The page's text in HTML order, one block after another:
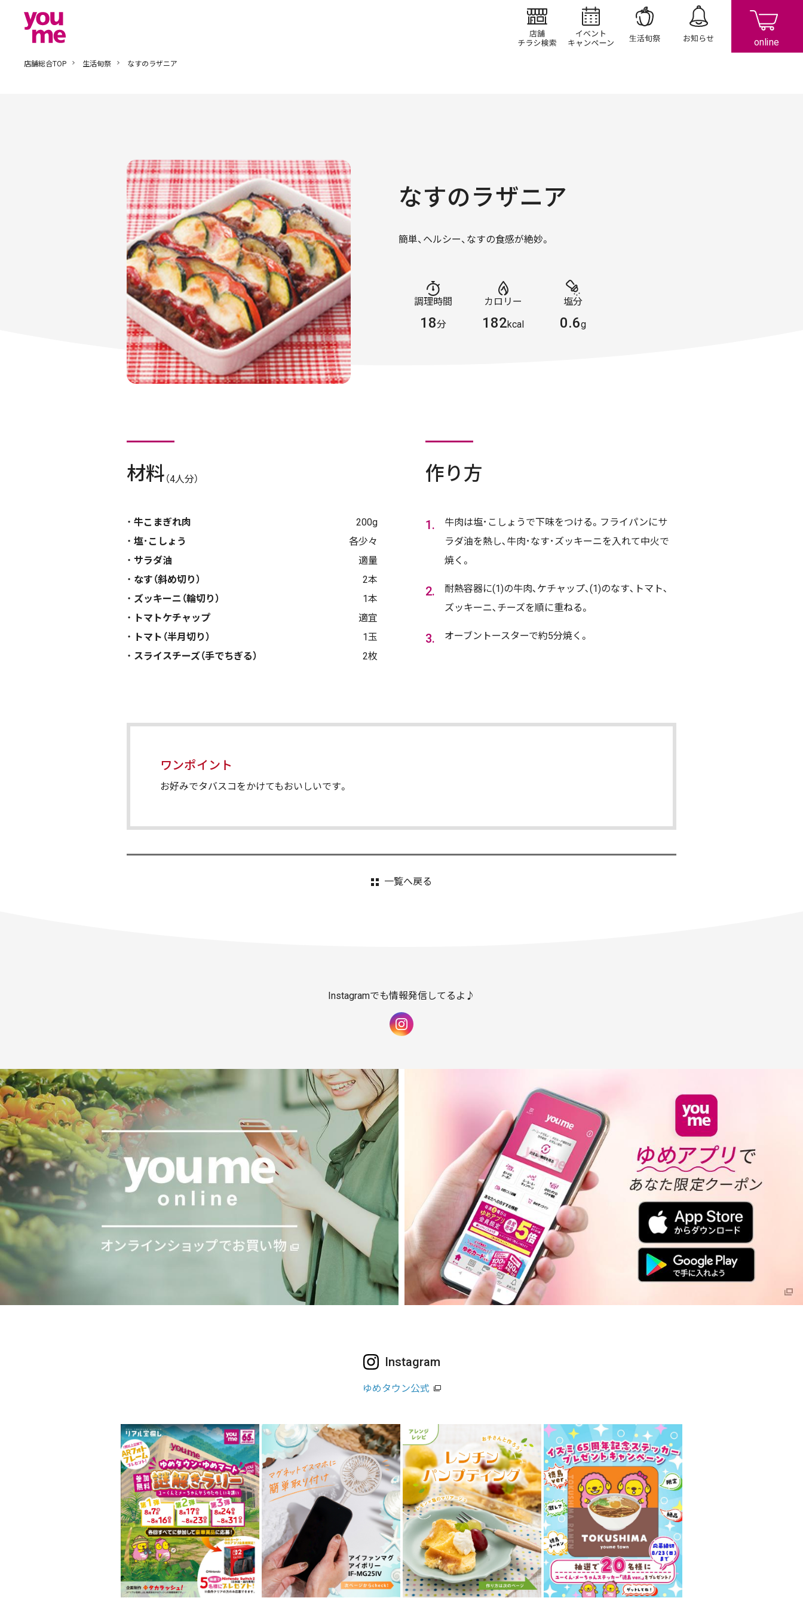
店舗/チラシ検索イベント/キャンペーン
生活旬祭 お知らせ
店舗総合TOP 生活旬祭 なすのラザニア
なすのラザニア
簡単、ヘルシー、なすの食感が絶妙。
調理時間
18分
カロリー
182kcal
塩分
0.6g
材料 （4人分）
牛こまぎれ肉
200g
塩･こしょう
各少々
サラダ油
適量
なす（斜め切り）
2本
ズッキーニ（輪切り）
1本
トマトケチャップ
適宜
トマト（半月切り）
1玉
スライスチーズ（手でちぎる）
2枚
作り方
牛肉は塩･こしょうで下味をつける。フライパンにサ
ラダ油を熱し､牛肉･なす･ズッキーニを入れて中火で
焼く。
耐熱容器に(1)の牛肉､ケチャップ､(1)のなす､トマト､
ズッキーニ､チーズを順に重ねる。
オーブントースターで約5分焼く。
ワンポイント
お好みでタバスコをかけてもおいしいです。
一覧へ戻る
Instagramでも情報発信してるよ♪
Instagram
ゆめタウン公式